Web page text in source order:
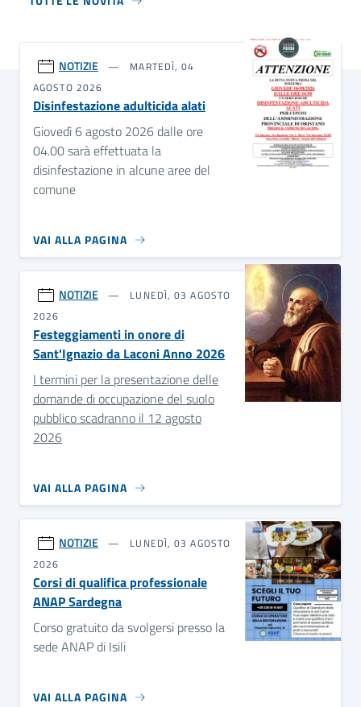
NOTIZIE
MARTEDÌ, 04
AGOSTO 2026
Disinfestazione adulticida alati
Giovedì 6 agosto 2026 dalle ore
04.00 sarà effettuata la
disinfestazione in alcune aree del
comune
VAI ALLA PAGINA
NOTIZIE
LUNEDÌ, 03 AGOSTO
2026
Festeggiamenti in onore di
Sant'Ignazio da Laconi Anno 2026
I termini per la presentazione delle
domande di occupazione del suolo
pubblico scadranno il 12 agosto
2026
VAI ALLA PAGINA
NOTIZIE
LUNEDÌ, 03 AGOSTO
2026
Corsi di qualifica professionale
ANAP Sardegna
Corso gratuito da svolgersi presso la
sede ANAP di Isili
VAI ALLA PAGINA